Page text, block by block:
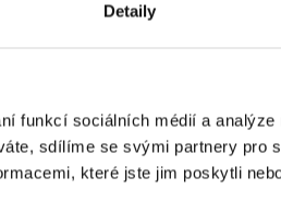
Detaily
funkcí sociálních médií a
sdílíme se svými partnery pro
které jste jim poskytli